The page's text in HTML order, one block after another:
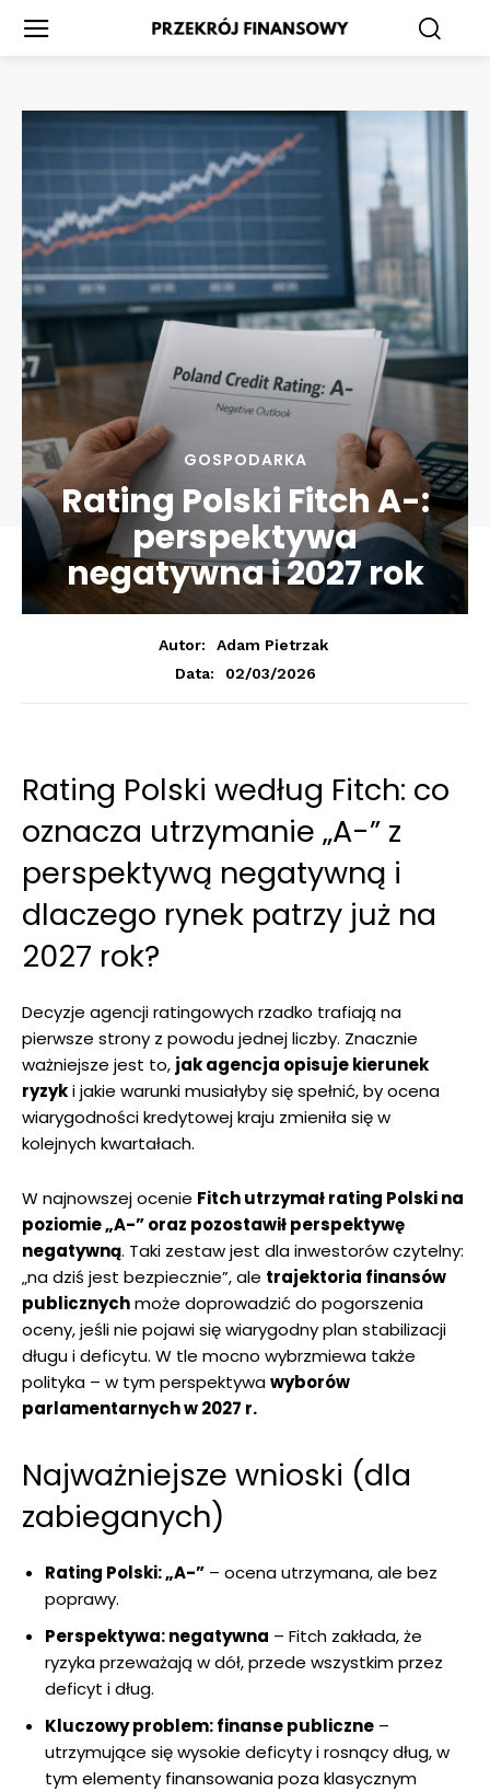
GOSPODARKA
Rating Polski Fitch A-:
perspektywa
negatywna i 2027 rok
Autor:
Adam Pietrzak
Data:
02/03/2026
Rating Polski według Fitch: co
oznacza utrzymanie „A-” z
perspektywą negatywną i
dlaczego rynek patrzy już na
2027 rok?
Decyzje agencji ratingowych rzadko trafiają na
pierwsze strony z powodu jednej liczby. Znacznie
ważniejsze jest to, jak agencja opisuje kierunek
ryzyki jakie warunki musiałyby się spełnić, by ocena
wiarygodności kredytowej kraju zmieniła się w
kolejnych kwartałach.
W najnowszej ocenie Fitch utrzymał rating Polski na
poziomie „A-” oraz pozostawił perspektywę
negatywną. Taki zestaw jest dla inwestorów czytelny:
„na dziś jest bezpiecznie”, ale trajektoria finansów
publicznychmoże doprowadzić do pogorszenia
oceny, jeśli nie pojawi się wiarygodny plan stabilizacji
długu i deficytu. W tle mocno wybrzmiewa także
polityka – w tym perspektywawyborów
parlamentarnych w 2027 r.
Najważniejsze wnioski (dla
zabieganych)
Rating Polski: „A-” – ocena utrzymana, ale bez
poprawy.
Perspektywa: negatywna – Fitch zakłada, że
ryzyka przeważają w dół, przede wszystkim przez
deficyt i dług.
Kluczowy problem: finanse publiczne –
utrzymujące się wysokie deficyty i rosnący dług, w
tym elementy finansowania poza klasycznym